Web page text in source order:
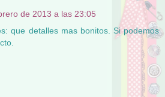
de 2013 a las 23:05
que detalles mas bonitos. Si podemos